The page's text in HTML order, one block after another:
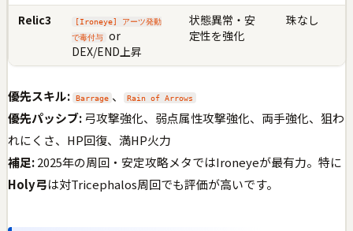
Relic3
[Ironeye] アーツ発動
で毒付与
or
DEX/END上昇
状態異常・安
定性を強化
珠なし
優先スキル: Barrage 、 Rain of Arrows
優先パッシブ:弓攻撃強化、弱点属性攻撃強化、両手強化、狙わ
れにくさ、HP回復、満HP火力
補足:2025年の周回・安定攻略メタではIroneyeが最有力。特に
Holy弓は対Tricephalos周回でも評価が高いです。